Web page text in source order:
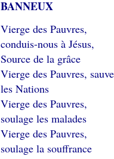
BANNEUX
Vierge des Pauvres,
conduis-nous à Jésus,
Source de la grâce
Vierge des Pauvres, sauve
les Nations
Vierge des Pauvres,
soulage les malades
Vierge des Pauvres,
soulage la souffrance